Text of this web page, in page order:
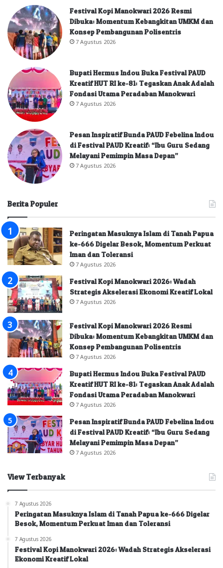
Festival Kopi Manokwari 2026 Resmi
Dibuka: Momentum Kebangkitan UMKM dan
Konsep Pembangunan Polisentris
7 Agustus 2026
Bupati Hermus Indou Buka Festival PAUD
Kreatif HUT RI ke-81: Tegaskan Anak Adalah
Fondasi Utama Peradaban Manokwari
7 Agustus 2026
Pesan Inspiratif Bunda PAUD Febelina Indou
di Festival PAUD Kreatif: “Ibu Guru Sedang
Melayani Pemimpin Masa Depan”
7 Agustus 2026
Berita Populer
Peringatan Masuknya Islam di Tanah Papua
ke-666 Digelar Besok, Momentum Perkuat
Iman dan Toleransi
7 Agustus 2026
Festival Kopi Manokwari 2026: Wadah
Strategis Akselerasi Ekonomi Kreatif Lokal
7 Agustus 2026
Festival Kopi Manokwari 2026 Resmi
Dibuka: Momentum Kebangkitan UMKM dan
Konsep Pembangunan Polisentris
7 Agustus 2026
Bupati Hermus Indou Buka Festival PAUD
Kreatif HUT RI ke-81: Tegaskan Anak Adalah
Fondasi Utama Peradaban Manokwari
7 Agustus 2026
Pesan Inspiratif Bunda PAUD Febelina Indou
di Festival PAUD Kreatif: “Ibu Guru Sedang
Melayani Pemimpin Masa Depan”
7 Agustus 2026
View Terbanyak
7 Agustus 2026
Peringatan Masuknya Islam di Tanah Papua ke-666 Digelar
Besok, Momentum Perkuat Iman dan Toleransi
7 Agustus 2026
Festival Kopi Manokwari 2026: Wadah Strategis Akselerasi
Ekonomi Kreatif Lokal